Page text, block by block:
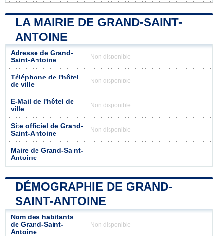
LA MAIRIE DE GRAND-SAINT-
ANTOINE
Adresse de Grand-
Saint-Antoine
Non disponible
Téléphone de l'hôtel
de ville
Non disponible
E-Mail de l'hôtel de
ville
Non disponible
Site officiel de Grand-
Saint-Antoine
Non disponible
Maire de Grand-Saint-
Antoine
DÉMOGRAPHIE DE GRAND-
SAINT-ANTOINE
Nom des habitants
de Grand-Saint-
Antoine
Non disponible